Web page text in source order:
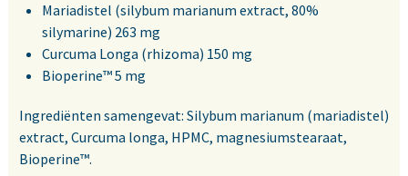
Mariadistel (silybum marianum extract, 80%
silymarine) 263 mg
Curcuma Longa (rhizoma) 150 mg
Bioperine™ 5 mg
Ingrediënten samengevat: Silybum marianum (mariadistel)
extract, Curcuma longa, HPMC, magnesiumstearaat,
Bioperine™.